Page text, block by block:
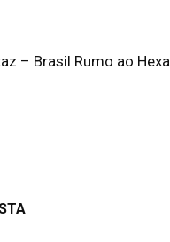
– Brasil Rumo ao Hexa